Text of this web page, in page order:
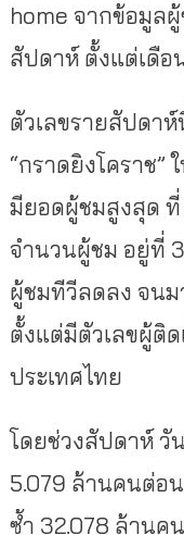
home จากข้อมูล
สัปดาห์ ตั้งแต่เดือ
ตัวเลขรายสัปดา
“กราดยิงโคราช”
มียอดผู้ชมสูงสุด
จำนวนผู้ชม อยู่ที่
ผู้ชมทีวีลดลง จน
ตั้งแต่มีตัวเลขผู้ติด
ประเทศไทย
โดยช่วงสัปดาห์ วั
5.079 ล้านคนต่อ
ซ้ำ 32.078 ล้านค